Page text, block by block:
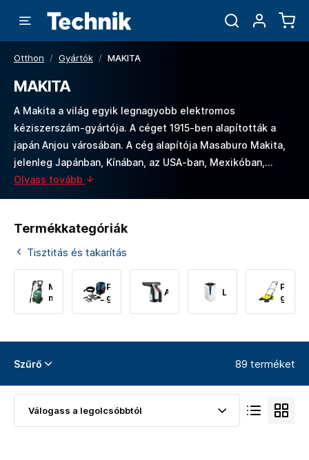
Otthon / Gyártók / MAKITA
MAKITA
A Makita a világ egyik legnagyobb elektromos
kéziszerszám-gyártója. A céget 1915-ben alapították a
japán Anjou városában. A cég alapítója Masaburo Makita,
jelenleg Japánban, Kínában, az USA-ban, Mexikóban,…
Olvass tovább
Termékkategóriák
Tisztitás és takarítás
Magasnyomású
mosó
Porszívó,
gőztisztító,
berendezés
Ablaktisztitó Légtisztitó
gépek
Szűrő 89 terméket